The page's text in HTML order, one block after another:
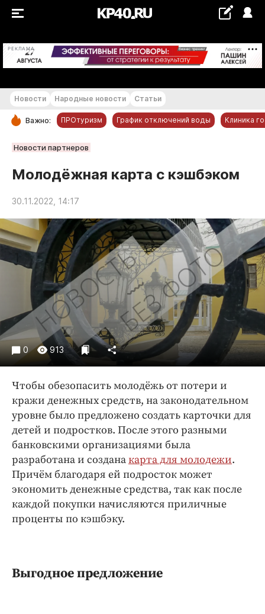
РЕКЛАМА +21...+22 °С
РУБРИКИ
Обнинск
Новости компаний
Статьи
Народные новости
Авто и транспорт
Благоустройство
Криминал
Культура
Недвижимость и ЖКХ
Образование
Общество
Погода
Праздники
Происшествия
Спорт
Экономика и бизнес
ПРОЕКТЫ
Блоги
Издания
Медиаперсона
Бренд года
Новости Народные новости Статьи
Важно: ПРОтуризм График отключений воды Клиника
Новости партнеров
Молодёжная карта с кэшбэком
30.11.2022, 14:17
0 913
Чтобы обезопасить молодёжь от потери и
кражи денежных средств, на законодательном
уровне было предложено создать карточки для
детей и подростков. После этого разными
банковскими организациями была
разработана и созданакарта для молодежи.
Причём благодаря ей подросток может
экономить денежные средства, так как после
каждой покупки начисляются приличные
проценты по кэшбэку.
Выгодное предложение